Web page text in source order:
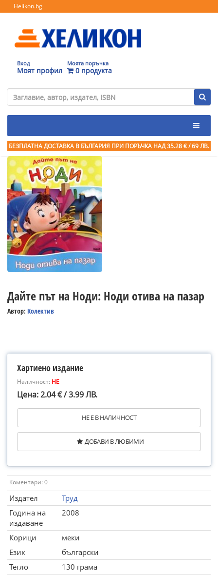
Helikon.bg
Вход
Моят профил
Моята поръчка
0 продукта
БЕЗПЛАТНА ДОСТАВКА В БЪЛГАРИЯ ПРИ ПОРЪЧКА НАД 35.28 € / 69 ЛВ.
Дайте път на Ноди: Ноди отива на пазар
Автор: Колектив
Хартиено издание
Наличност: НЕ
Цена: 2.04 € / 3.99 ЛВ.
НЕ Е В НАЛИЧНОСТ
ДОБАВИ В ЛЮБИМИ
Коментари: 0
Издател
Труд
Година на
издаване
2008
Корици
меки
Език
български
Тегло
130 грама